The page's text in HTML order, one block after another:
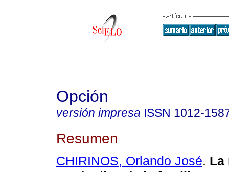
Opción
versión impresa ISSN 1012-
Resumen
CHIRINOS, Orlando José. La